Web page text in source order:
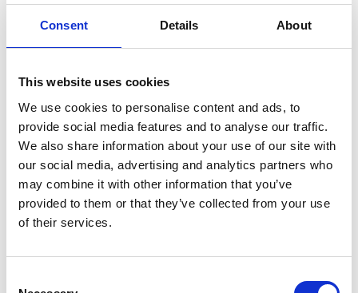
Consent Details About
This website uses cookies
We use cookies to personalise content and ads, to
provide social media features and to analyse our traffic.
We also share information about your use of our site with
our social media, advertising and analytics partners who
may combine it with other information that you’ve
provided to them or that they’ve collected from your use
of their services.
Dokument